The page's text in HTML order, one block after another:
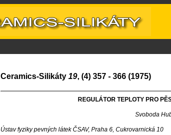
Ceramics-Silikáty 19, (4) 357 - 366 (1975)
REGULÁTOR TEPLOTY PRO
Svoboda
Ústav fyziky pevných látek ČSAV, Praha 6, Cukrovarnická 10